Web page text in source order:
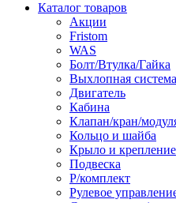
Каталог товаров
Акции
Fristom
WAS
Болт/Втулка/Гайка
Выхлопная система
Двигатель
Кабина
Клапан/кран/
Кольцо и шайба
Крыло и крепление
Подвеска
Р/комплект
Рулевое